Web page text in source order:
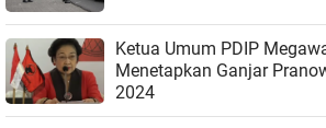
Ketua Umum PDIP
Menetapkan Ganjar
2024